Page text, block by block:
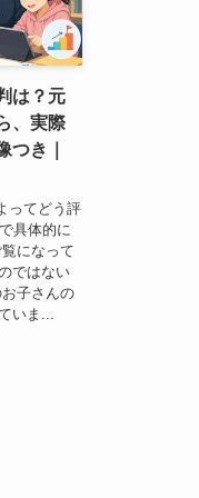
は？元
、実際
つき｜
ってどう評
具体的に
になって
ではない
子さんの
いま...